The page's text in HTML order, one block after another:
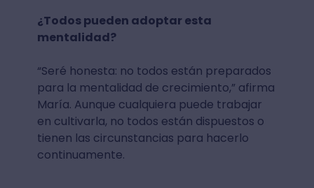
¿Todos pueden adoptar esta
mentalidad?
“Seré honesta: no todos están preparados
para la mentalidad de crecimiento,” afirma
María. Aunque cualquiera puede trabajar
en cultivarla, no todos están dispuestos o
tienen las circunstancias para hacerlo
continuamente.